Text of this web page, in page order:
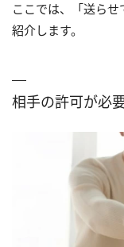
ここでは、「送ら
紹介します。
相手の許可が必